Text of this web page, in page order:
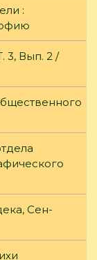
:
3, Вып. 2 /
Сен-